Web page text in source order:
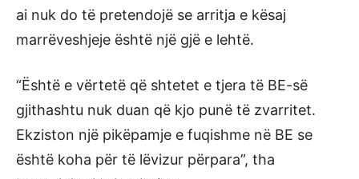
ai nuk do të pretendojë se arritja e kësaj
marrëveshjeje është një gjë e lehtë.
“Është e vërtetë që shtetet e tjera të BE-së
gjithashtu nuk duan që kjo punë të zvarritet.
Ekziston një pikëpamje e fuqishme në BE se
është koha për të lëvizur përpara”, tha